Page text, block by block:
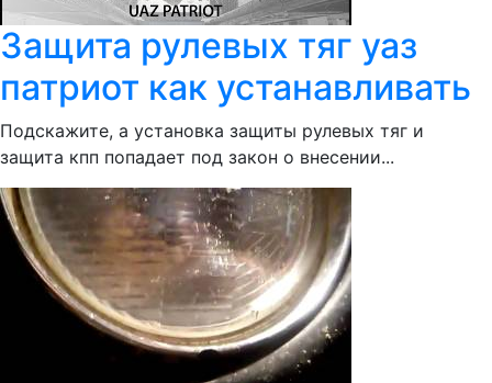
Защита рулевых тяг уаз
патриот как устанавливать
Подскажите, а установка защиты рулевых тяг и
защита кпп попадает под закон о внесении...